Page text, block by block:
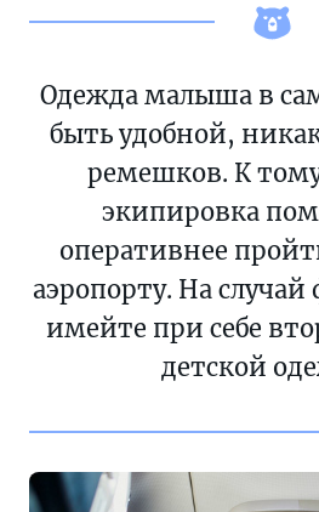
Одежда малыша в
быть удобной,
ремешков. К
экипировка
оперативнее
аэропорту. На
имейте при себе
детской